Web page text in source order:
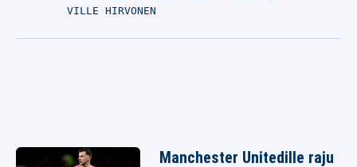
VILLE HIRVONEN
Manchester Unitedille raju